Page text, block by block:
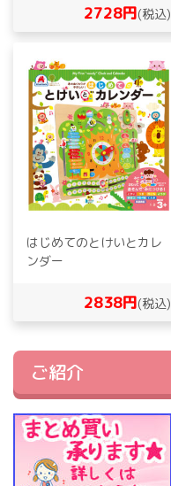
2728円(税込)
はじめてのとけいとカレ
ンダー
2838円(税込)
ご紹介